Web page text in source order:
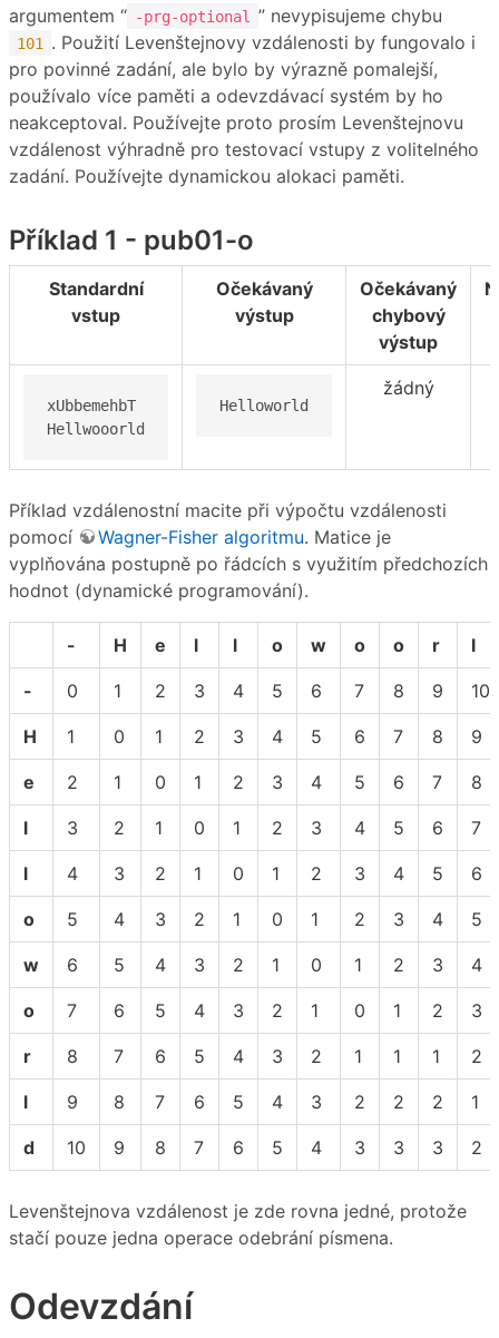
argumentem “ -prg-optional ” nevypisujeme chybu
101
. Použití Levenštejnovy vzdálenosti by fungovalo i
pro povinné zadání, ale bylo by výrazně pomalejší,
používalo více paměti a odevzdávací systém by ho
neakceptoval. Používejte proto prosím Levenštejnovu
vzdálenost výhradně pro testovací vstupy z volitelného
zadání. Používejte dynamickou alokaci paměti.
Příklad 1 - pub01-o
Standardní
vstup
Očekávaný
výstup
Očekávaný
chybový
výstup
xUbbemehbT
Hellwooorld
Helloworld
žádný
Příklad vzdálenostní macite při výpočtu vzdálenosti
pomocí
Wagner-Fisher algoritmu. Matice je
vyplňována postupně po řádcích s využitím předchozích
hodnot (dynamické programování).
- H e l l o w o o r l
- 0 1 2 3 4 5 6 7 8 9 10
H 1 0 1 2 3 4 5 6 7 8 9
e 2 1 0 1 2 3 4 5 6 7 8
l 3 2 1 0 1 2 3 4 5 6 7
l 4 3 2 1 0 1 2 3 4 5 6
o 5 4 3 2 1 0 1 2 3 4 5
w 6 5 4 3 2 1 0 1 2 3 4
o 7 6 5 4 3 2 1 0 1 2 3
r 8 7 6 5 4 3 2 1 1 1 2
l 9 8 7 6 5 4 3 2 2 2 1
d 10 9 8 7 6 5 4 3 3 3 2
Levenštejnova vzdálenost je zde rovna jedné, protože
stačí pouze jedna operace odebrání písmena.
Odevzdání